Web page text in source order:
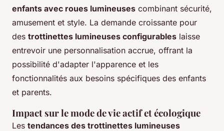
enfants avec roues lumineuses combinant sécurité,
amusement et style. La demande croissante pour
des trottinettes lumineuses configurables laisse
entrevoir une personnalisation accrue, offrant la
possibilité d'adapter l'apparence et les
fonctionnalités aux besoins spécifiques des enfants
et parents.
Impact sur le mode de vie actif et écologique
Les tendances des trottinettes lumineuses